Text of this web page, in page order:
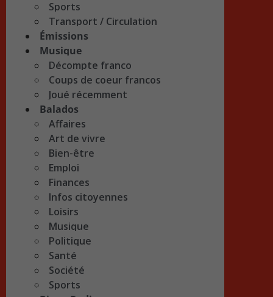
Sports
Transport / Circulation
Émissions
Musique
Décompte franco
Coups de coeur francos
Joué récemment
Balados
Affaires
Art de vivre
Bien-être
Emploi
Finances
Infos citoyennes
Loisirs
Musique
Politique
Santé
Société
Sports